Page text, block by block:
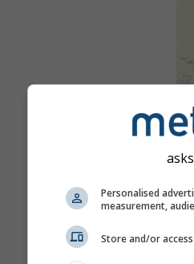
Personalised
measurement,
Store and/or